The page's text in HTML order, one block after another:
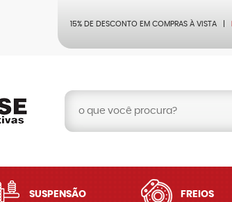
15% DE DESCONTO EM COMPRAS À VISTA
SUSPENSÃO FREIOS